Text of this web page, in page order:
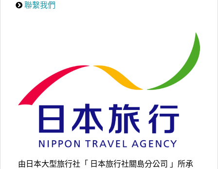
聯繫我們
由日本大型旅行社「 日本旅行社關島分公司 」所承